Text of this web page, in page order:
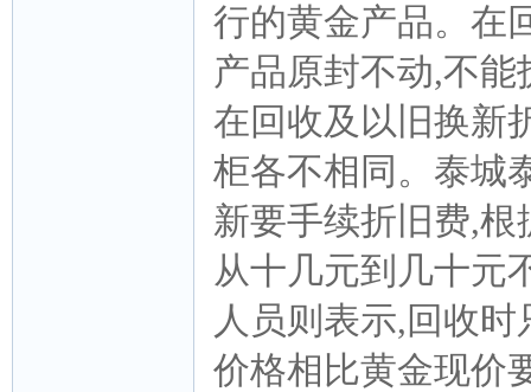
行的黄金产品。在
产品原封不动,不
在回收及以旧换新
柜各不相同。泰城
新要手续折旧费,
从十几元到几十元
人员则表示,回收
价格相比黄金现价